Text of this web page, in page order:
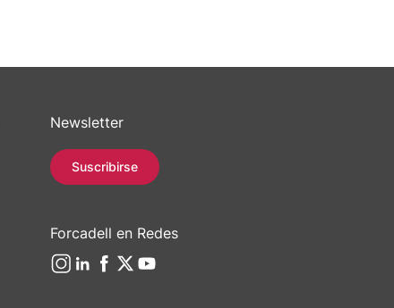
Newsletter
Suscribirse
Forcadell en Redes